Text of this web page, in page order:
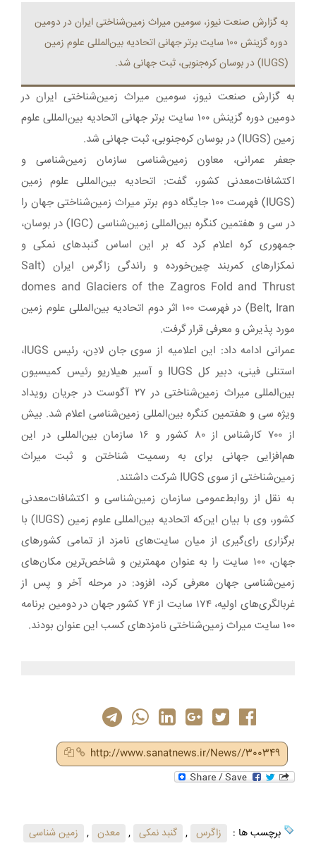
به گزارش صنعت نیوز، سومین میراث زمین‌‏شناختی ایران در دومین
دوره گزینش ۱۰۰ سایت برتر جهانی اتحادیه بین‌المللی علوم زمین
(IUGS) در بوسان کره‌جنوبی، ثبت جهانی شد.
به گزارش صنعت نیوز، سومین میراث زمین‌‏شناختی ایران در
دومین دوره گزینش ۱۰۰ سایت برتر جهانی اتحادیه بین‌المللی علوم
زمین (IUGS) در بوسان کره‌جنوبی، ثبت جهانی شد.
جعفر عمرانی، معاون زمین‌شناسی سازمان زمین‌شناسی و
اکتشافات‌معدنی کشور، گفت: اتحادیه بین‌المللی علوم زمین‏
(IUGS) فهرست ۱۰۰ جایگاه دوم برتر میراث زمین‌‏شناختی جهان را
در سی و هفتمین کنگره بین‏‌المللی زمین‏‌شناسی (IGC) در بوسان،
جمهوری کره اعلام کرد که بر این اساس گنبدهای نمکی و
نمکزارهای کمربند چین‌خورده و راندگی زاگرس ایران (Salt
domes and Glaciers of the Zagros Fold and Thrust
Belt, Iran) در فهرست ۱۰۰ اثر دوم اتحادیه بین‌المللی علوم زمین
مورد پذیرش و معرفی قرار گرفت.
عمرانی ادامه داد: این اعلامیه از سوی جان لادِن، رئیس IUGS،
استنلی فینی، دبیر کل IUGS و آسیر هیلاریو رئیس کمیسیون
بین‏‌المللی میراث زمین‌‏شناختی در ۲۷ آگوست در جریان رویداد
ویژه سی و هفتمین کنگره بین‏‌المللی زمین‌‏شناسی اعلام شد. بیش
از ۷۰۰ کارشناس از ۸۰ کشور و ۱۶ سازمان بین‌‏المللی در این
هم‏‌افزایی جهانی برای به رسمیت شناختن و ثبت میراث
زمین‌‏شناختی از سوی IUGS شرکت داشتند.
به نقل از روابط‌عمومی سازمان زمین‌شناسی و اکتشافات‌معدنی
کشور، وی با بیان این‌که اتحادیه بین‌المللی علوم زمین (IUGS) با
برگزاری رای‌گیری از میان سایت‌های نامزد از تمامی کشورهای
جهان، ۱۰۰ سایت را به عنوان مهمترین و شاخص‌ترین مکان‌های
زمین‌شناسی جهان معرفی کرد، افزود: در مرحله آخر و پس از
غربالگری‌های اولیه، ۱۷۴ سایت از ۷۴ کشور جهان در دومین برنامه
۱۰۰ سایت میراث زمین‌شناختی نامزدهای کسب این عنوان بودند.
http://www.sanatnews.ir/News//300349
برچسب ها : زاگرس , گنبد نمکی , معدن , زمین شناسی